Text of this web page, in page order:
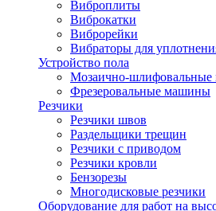
Виброплиты
Виброкатки
Виброрейки
Вибраторы для
Устройство пола
Мозаично-
Фрезеровальные машины
Резчики
Резчики швов
Раздельщики трещин
Резчики с приводом
Резчики кровли
Бензорезы
Многодисковые резчики
Оборудование для работ на